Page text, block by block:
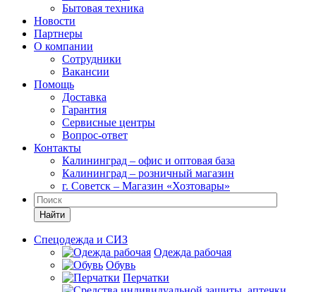
Бытовая техника
Новости
Партнеры
О компании
Сотрудники
Вакансии
Помощь
Доставка
Гарантия
Сервисные центры
Вопрос-ответ
Контакты
Калининград – офис и оптовая база
Калининград – розничный магазин
г. Советск – Магазин «Хозтовары»
Найти
Спецодежда и СИЗ
Одежда рабочая
Обувь
Перчатки